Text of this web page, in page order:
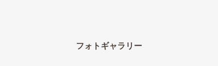
フォトギャラリー